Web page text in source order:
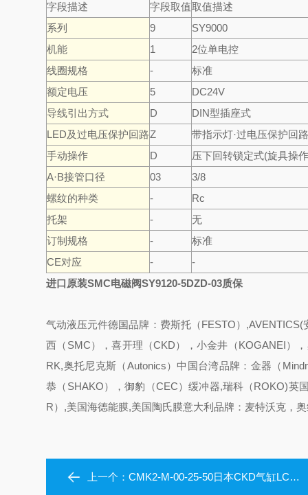
字段描述 字段取值取值描述
系列
9
SY9000
机能
1
2位单电控
线圈规格
-
标准
额定电压
5
DC24V
导线引出方式
D
DIN型插座式
LED及过电压保护回路Z
带指示灯·过电压保护回
手动操作
D
压下回转锁定式(旋具操
A·B接管口径
03
3/8
螺纹的种类
-
Rc
托架
-
无
订制规格
-
标准
CE对应
-
-
进口原装SMC电磁阀SY9120-5DZD-03质保
气动液压元件德国品牌：费斯托（FESTO）
西（SMC），喜开理（CKD），小金井（KOGANEI）
RK,奥托尼克斯（Autonics）中国台湾品牌：金器（
恭（SHAKO），御豹（CEC）缓冲器,瑞科（ROKO)英
R）,美国海德能膜,美国陶氏膜意大利品牌：麦特沃克，
上一个：CMK2-M-00-25-50日本CKD气缸LCR-12-20源头采购假一罚十